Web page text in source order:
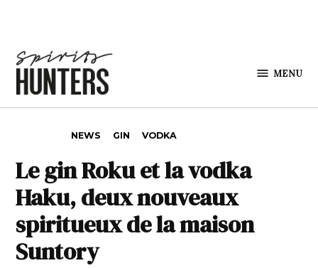
MENU
NEWS GIN VODKA
Le gin Roku et la vodka
Haku, deux nouveaux
spiritueux de la maison
Suntory